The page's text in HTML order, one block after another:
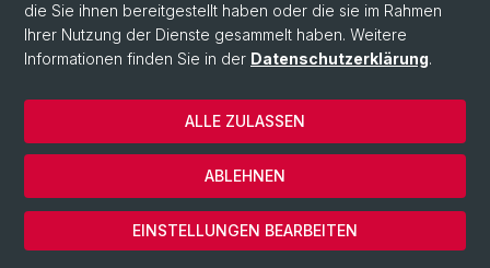
Instagram
Bluesky
DGW: Instagram
die Sie ihnen bereitgestellt haben oder die sie im Rahmen
Ihrer Nutzung der Dienste gesammelt haben. Weitere
Informationen finden Sie in der Datenschutzerklärung.
EINSTELLUNGEN BEARBEITEN
ABLEHNEN
ALLE ZULASSEN